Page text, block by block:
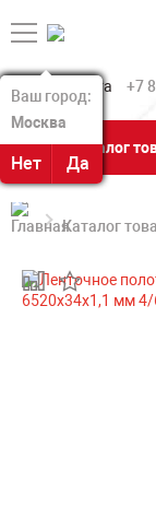
Ваш город:
Москва
Нет Да
Ваш город:
Москва
Нет Да
+7
Каталог
Каталог